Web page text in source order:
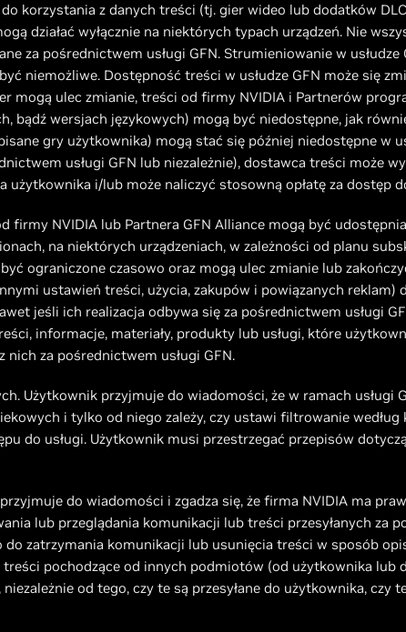
korzystania z danych treści (tj. gier wideo lub dodatków
działać wyłącznie na niektórych typach urządzeń. Nie
za pośrednictwem usługi GFN. Strumieniowanie w
niemożliwe. Dostępność treści w usłudze GFN może się
mogą ulec zmianie, treści od firmy NVIDIA i Partnerów
bądź wersjach językowych) mogą być niedostępne, jak
gry użytkownika) mogą stać się później niedostępne w
usługi GFN lub niezależnie), dostawca treści może
użytkownika i/lub może naliczyć stosowną opłatę za dostęp
firmy NVIDIA lub Partnera GFN Alliance mogą być
na niektórych urządzeniach, w zależności od planu
ograniczone czasowo oraz mogą ulec zmianie lub
ustawień treści, użycia, zakupów i powiązanych reklam)
jeśli ich realizacja odbywa się za pośrednictwem usługi
informacje, materiały, produkty lub usługi, które
nich za pośrednictwem usługi GFN.
Użytkownik przyjmuje do wiadomości, że w ramach usługi
i tylko od niego zależy, czy ustawi filtrowanie
do usługi. Użytkownik musi przestrzegać przepisów
do wiadomości i zgadza się, że firma NVIDIA ma
lub przeglądania komunikacji lub treści przesyłanych za
zatrzymania komunikacji lub usunięcia treści w sposób
pochodzące od innych podmiotów (od użytkownika lub
od tego, czy te są przesyłane do użytkownika, czy